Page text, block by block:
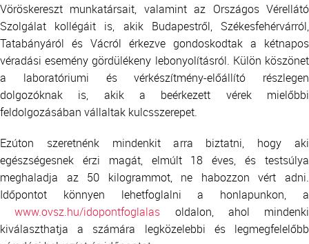
Vöröskereszt munkatársait, valamint az Országos Vérellátó
Szolgálat kollégáit is, akik Budapestről, Székesfehérvárról,
Tatabányáról és Vácról érkezve gondoskodtak a kétnapos
véradási esemény gördülékeny lebonyolításról. Külön köszönet
a laboratóriumi és vérkészítmény-előállító részlegen
dolgozóknak is, akik a beérkezett vérek mielőbbi
feldolgozásában vállaltak kulcsszerepet.
Ezúton szeretnénk mindenkit arra biztatni, hogy aki
egészségesnek érzi magát, elmúlt 18 éves, és testsúlya
meghaladja az 50 kilogrammot, ne habozzon vért adni.
Időpontot könnyen lehetfoglalni a honlapunkon, a
www.ovsz.hu/idopontfoglalas oldalon, ahol mindenki
kiválaszthatja a számára legközelebbi és legmegfelelőbb